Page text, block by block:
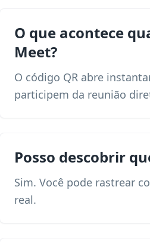
O que acontece
Meet?
O código QR abre
participem da reunião
Posso descobrir
Sim. Você pode rastrear
real.